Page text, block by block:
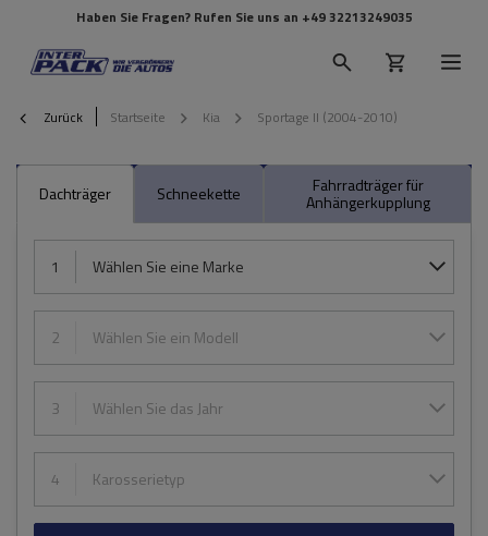
Haben Sie Fragen? Rufen Sie uns an +49 32213249035
Zurück Startseite Kia Sportage II (2004-2010)
Dachträger Schneekette Fahrradträger für
Anhängerkupplung
1 Wählen Sie eine Marke
2 Wählen Sie ein Modell
3 Wählen Sie das Jahr
4 Karosserietyp